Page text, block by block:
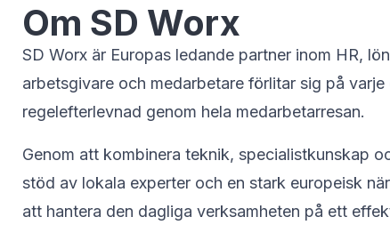
Om SD Worx
SD Worx är Europas ledande partner inom HR,
arbetsgivare och medarbetare förlitar sig på
regelefterlevnad genom hela medarbetarresan.
Genom att kombinera teknik, specialistkunskap
stöd av lokala experter och en stark europeisk
att hantera den dagliga verksamheten på ett